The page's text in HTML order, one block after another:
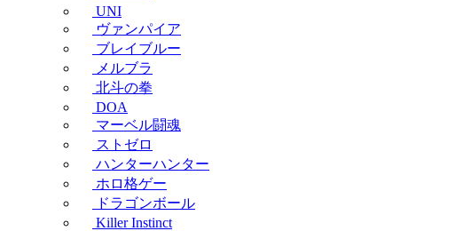
UNI
ヴァンパイア
ブレイブルー
メルブラ
北斗の拳
DOA
マーベル闘魂
ストゼロ
ハンターハンター
ホロ格ゲー
ドラゴンボール
Killer Instinct